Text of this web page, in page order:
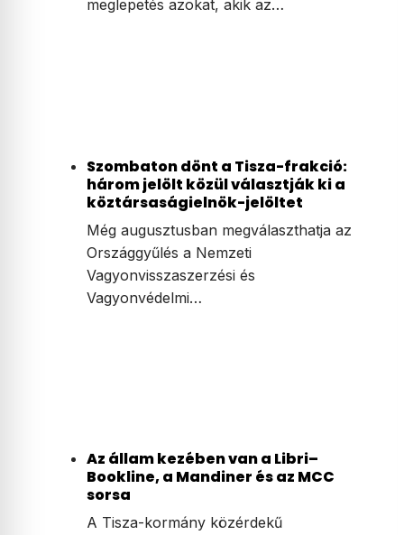
meglepetés azokat, akik az…
Szombaton dönt a Tisza-frakció:
három jelölt közül választják ki a
köztársaságielnök-jelöltet
Még augusztusban megválaszthatja az
Országgyűlés a Nemzeti
Vagyonvisszaszerzési és
Vagyonvédelmi…
Az állam kezében van a Libri–
Bookline, a Mandiner és az MCC
sorsa
A Tisza-kormány közérdekű